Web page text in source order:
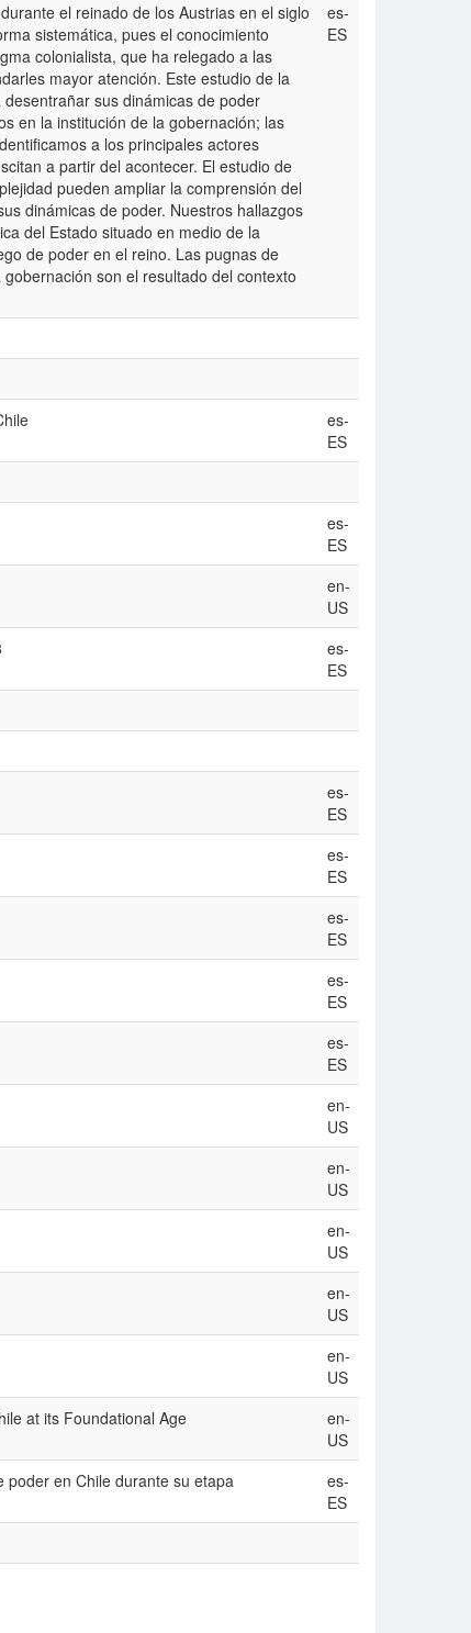
el reinado de los Austrias en el siglo
sistemática, pues el conocimiento
colonialista, que ha relegado a las
mayor atención. Este estudio de la
sus dinámicas de poder
en la institución de la gobernación; las
a los principales actores
a partir del acontecer. El estudio de
pueden ampliar la comprensión del
dinámicas de poder. Nuestros hallazgos
del Estado situado en medio de la
de poder en el reino. Las pugnas de
son el resultado del contexto
es-
ES
es-
ES
es-
ES
en-
US
es-
ES
es-
ES
es-
ES
es-
ES
es-
ES
es-
ES
en-
US
en-
US
en-
US
en-
US
en-
US
at its Foundational Age
en-
US
poder en Chile durante su etapa
es-
ES